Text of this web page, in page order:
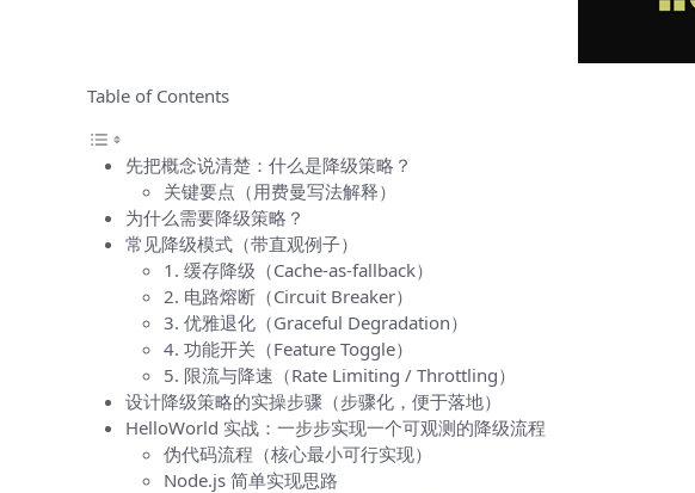
Table of Contents
先把概念说清楚：什么是降级策略？
关键要点（用费曼写法解释）
为什么需要降级策略？
常见降级模式（带直观例子）
1. 缓存降级（Cache-as-fallback）
2. 电路熔断（Circuit Breaker）
3. 优雅退化（Graceful Degradation）
4. 功能开关（Feature Toggle）
5. 限流与降速（Rate Limiting / Throttling）
设计降级策略的实操步骤（步骤化，便于落地）
HelloWorld 实战：一步步实现一个可观测的降级流程
伪代码流程（核心最小可行实现）
Node.js 简单实现思路